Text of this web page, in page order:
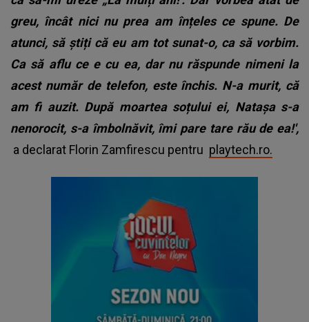
greu, încât nici nu prea am înțeles ce spune. De
atunci, să știți că eu am tot sunat-o, ca să vorbim.
Ca să aflu ce e cu ea, dar nu răspunde nimeni la
acest număr de telefon, este închis. N-a murit, că
am fi auzit. După moartea soțului ei, Natașa s-a
nenorocit, s-a îmbolnăvit, îmi pare tare rău de ea!',
a declarat Florin Zamfirescu pentru playtech.ro.